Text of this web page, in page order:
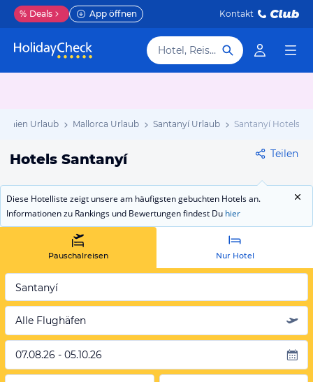
% Deals App öffnen Kontakt
Hotel, Reiseziel
Urlaub Mallorca Urlaub Santanyí Urlaub Santanyí Hotels
Hotels Santanyí Teilen
Diese Hotelliste zeigt unsere am häufigsten gebuchten Hotels an.
Informationen zu Rankings und Bewertungen findest Du hier
Pauschalreisen Nur Hotel
Santanyí
Alle Flughäfen
07.08.26 - 05.10.26